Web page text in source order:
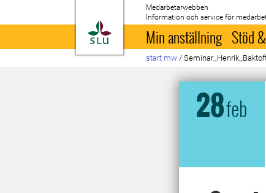
Till startsida
Medarbetarwebben
Information och service för
Min anställning Stöd
start mw /
28feb